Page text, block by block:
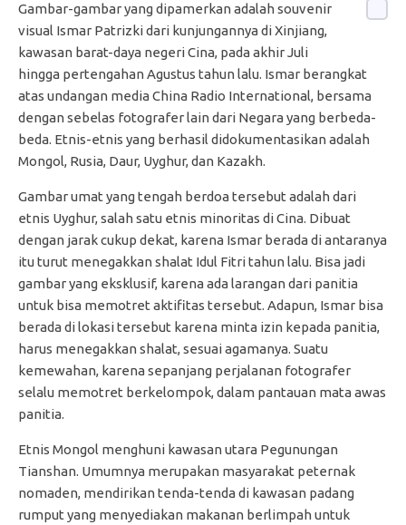
Gambar-gambar yang dipamerkan adalah souvenir
visual Ismar Patrizki dari kunjungannya di Xinjiang,
kawasan barat-daya negeri Cina, pada akhir Juli
hingga pertengahan Agustus tahun lalu. Ismar berangkat
atas undangan media China Radio International, bersama
dengan sebelas fotografer lain dari Negara yang berbeda-
beda. Etnis-etnis yang berhasil didokumentasikan adalah
Mongol, Rusia, Daur, Uyghur, dan Kazakh.
Gambar umat yang tengah berdoa tersebut adalah dari
etnis Uyghur, salah satu etnis minoritas di Cina. Dibuat
dengan jarak cukup dekat, karena Ismar berada di antaranya
itu turut menegakkan shalat Idul Fitri tahun lalu. Bisa jadi
gambar yang eksklusif, karena ada larangan dari panitia
untuk bisa memotret aktifitas tersebut. Adapun, Ismar bisa
berada di lokasi tersebut karena minta izin kepada panitia,
harus menegakkan shalat, sesuai agamanya. Suatu
kemewahan, karena sepanjang perjalanan fotografer
selalu memotret berkelompok, dalam pantauan mata awas
panitia.
Etnis Mongol menghuni kawasan utara Pegunungan
Tianshan. Umumnya merupakan masyarakat peternak
nomaden, mendirikan tenda-tenda di kawasan padang
rumput yang menyediakan makanan berlimpah untuk